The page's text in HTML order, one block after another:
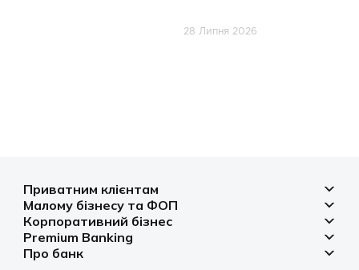
28 Липня 2026
Приватним клієнтам
Депозити
Кредити
Платіжні картки
Малому бізнесу та ФОП
Рахунок для бізнесу
Фінансування
Корпоративний бізнес
Рахунки і платежі
Депозити
Premium Banking
Депозити
Про банк